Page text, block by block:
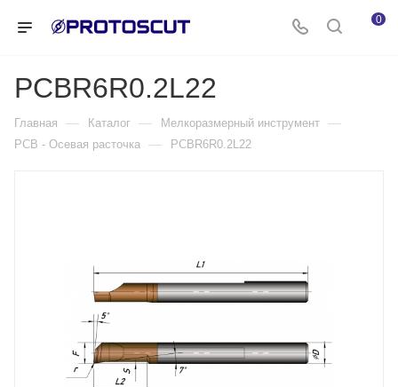
0
PCBR6R0.2L22
Главная — Каталог — Мелкоразмерный инструмент —
PCB - Осевая расточка — PCBR6R0.2L22